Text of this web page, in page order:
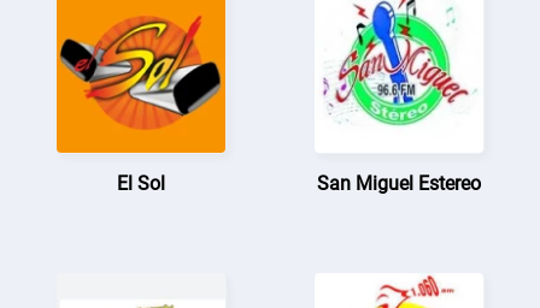
El Sol San Miguel Estereo